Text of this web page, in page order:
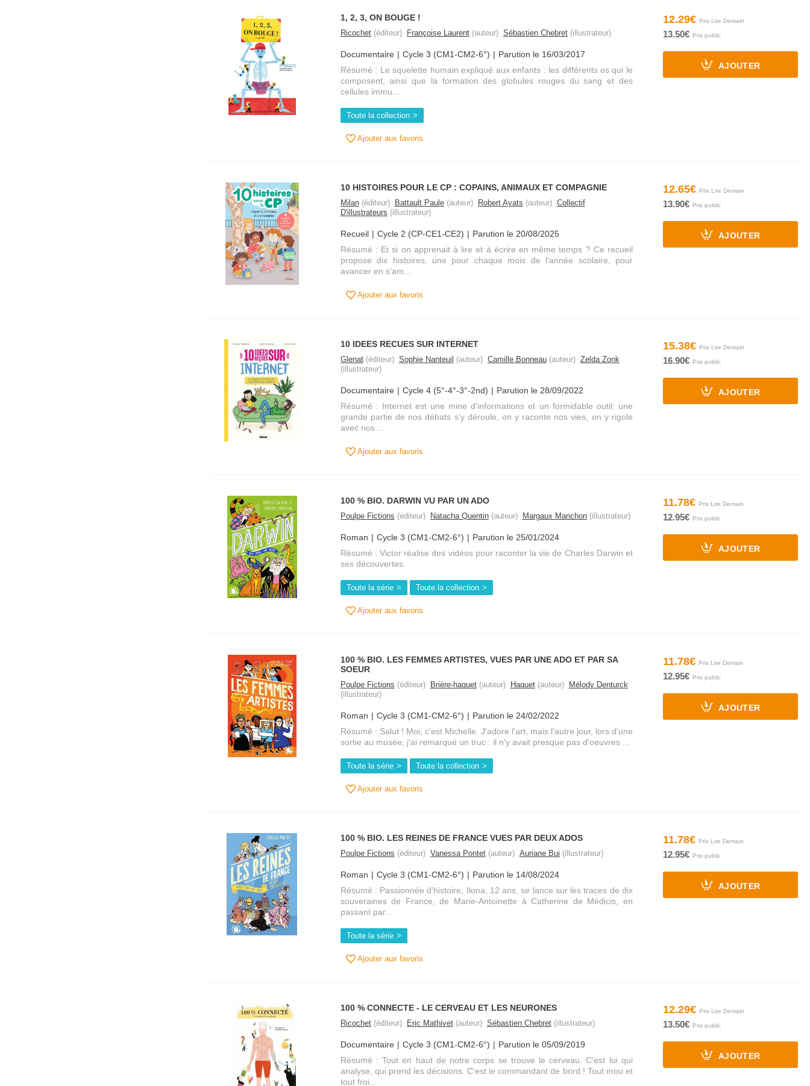
1, 2, 3, ON BOUGE !
Ricochet(éditeur) Françoise Laurent(auteur) Sébastien Chebret(illustrateur)
Documentaire Cycle 3 (CM1-CM2-6°)
Parution le 16/03/2017
Résumé : Le squelette humain expliqué aux enfants : les différents os qui le
composent, ainsi que la formation des globules rouges du sang et des
cellules immu...
Toute la collection
Ajouter aux favoris
12.29€
13.50€
AJOUTER
10 HISTOIRES POUR LE CP : COPAINS, ANIMAUX ET COMPAGNIE
Milan(éditeur) Battault Paule(auteur) Robert Ayats (auteur) Collectif
D'illustrateurs (illustrateur)
Recueil Cycle 2 (CP-CE1-CE2)
Parution le 20/08/2025
Résumé : Et si on apprenait à lire et à écrire en même temps ? Ce recueil
propose dix histoires, une pour chaque mois de l'année scolaire, pour
avancer en s'am...
Ajouter aux favoris
12.65€
13.90€
AJOUTER
10 IDEES RECUES SUR INTERNET
Glenat(éditeur) Sophie Nanteuil (auteur) Camille Bonneau(auteur) Zelda Zonk
(illustrateur)
Documentaire Cycle 4 (5°-4°-3°-2nd)
Parution le 28/09/2022
Résumé : Internet est une mine d'informations et un formidable outil: une
grande partie de nos débats s'y déroule, on y raconte nos vies, on y rigole
avec nos ...
Ajouter aux favoris
15.38€
16.90€
AJOUTER
100 % BIO. DARWIN VU PAR UN ADO
Poulpe Fictions (éditeur) Natacha Quentin(auteur) Margaux Manchon(illustrateur)
Roman Cycle 3 (CM1-CM2-6°)
Parution le 25/01/2024
Résumé : Victor réalise des vidéos pour raconter la vie de Charles Darwin et
ses découvertes.
Toute la série Toute la collection
Ajouter aux favoris
11.78€
12.95€
AJOUTER
100 % BIO. LES FEMMES ARTISTES, VUES PAR UNE ADO ET PAR SA
SOEUR
Poulpe Fictions (éditeur) Brière-haquet(auteur) Haquet(auteur)
Mélody Denturck
(illustrateur)
Roman Cycle 3 (CM1-CM2-6°)
Parution le 24/02/2022
Résumé : Salut ! Moi, c'est Michelle. J'adore l'art, mais l'autre jour, lors d'une
sortie au musée, j'ai remarqué un truc : il n'y avait presque pas d'oeuvres ...
Toute la série Toute la collection
Ajouter aux favoris
11.78€
12.95€
AJOUTER
100 % BIO. LES REINES DE FRANCE VUES PAR DEUX ADOS
Poulpe Fictions (éditeur) Vanessa Pontet(auteur) Auriane Bui (illustrateur)
Roman Cycle 3 (CM1-CM2-6°)
Parution le 14/08/2024
Résumé : Passionnée d'histoire, Ilona, 12 ans, se lance sur les traces de dix
souveraines de France, de Marie-Antoinette à Catherine de Médicis, en
passant par...
Toute la série
Ajouter aux favoris
11.78€
12.95€
AJOUTER
100 % CONNECTE - LE CERVEAU ET LES NEURONES
Ricochet(éditeur) Eric Mathivet(auteur) Sébastien Chebret(illustrateur)
Documentaire Cycle 3 (CM1-CM2-6°)
Parution le 05/09/2019
Résumé : Tout en haut de notre corps se trouve le cerveau. C'est lui qui
analyse, qui prend les décisions. C'est le commandant de bord ! Tout mou et
tout froi...
12.29€
13.50€
AJOUTER